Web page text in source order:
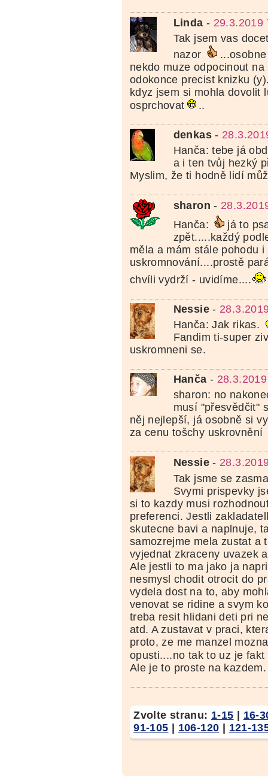
Linda - 29.3.2019
Tak jsem vas
nazor
nekdo muze odpocinout
odokonce precist knizku
kdyz jsem si mohla dovolit
osprchovat
..
denkas-
Hanča: tebe já
a i ten tvůj hezký
Myslim, že ti hodně lidí
sharon -
Hanča:
já to
zpět.....každý
měla a mám stále pohodu i
uskromnování....prostě
chvíli vydrží - uvidíme....
Nessie-
Hanča: Jak rikas.
Fandim ti-super
uskromneni se.
Hanča -
sharon: no
musí "přesvědčit"
něj nejlepší, já osobně si
za cenu tošchy uskrovnění
Nessie-
Tak jsme se
Svymi prispevky
si to kazdy musi
preferenci. Jestli
skutecne bavi a naplnuje,
samozrejme mela zustat a
vyjednat zkraceny uvazek
Ale jestli to ma jako ja
nesmysl chodit otrocit do
vydela dost na to, aby
venovat se ridine a svym
treba resit hlidani deti pri
atd. A zustavat v praci,
proto, ze me manzel
opusti....no tak to uz je
Ale je to proste na kazdem.
Zvolte stranu: 1-15
16-
91-105
106-120 121-